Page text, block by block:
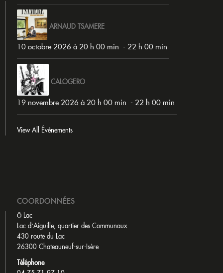
ARNAUD TSAMERE
10 octobre 2026 à 20 h 00 min - 22 h 00 min
CALOGERO
19 novembre 2026 à 20 h 00 min - 22 h 00 min
View All Évènements
COORDONNÉES
Ō Lac
Lac d’Aiguille, quartier des Communaux
430 route du Lac
26300 Chateauneuf-sur-Isère
Téléphone